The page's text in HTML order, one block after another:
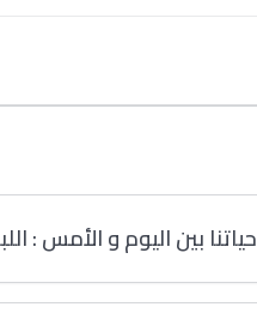
حياتنا بين اليوم و الأمس :